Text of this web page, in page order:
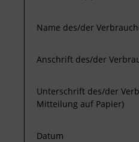
Name des/der
Anschrift des/der
Unterschrift des/der
Mitteilung auf Papier)
Datum